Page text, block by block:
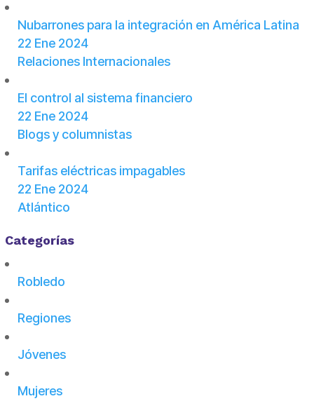
Nubarrones para la integración en América Latina
22 Ene 2024
Relaciones Internacionales
El control al sistema financiero
22 Ene 2024
Blogs y columnistas
Tarifas eléctricas impagables
22 Ene 2024
Atlántico
Categorías
Robledo
Regiones
Jóvenes
Mujeres